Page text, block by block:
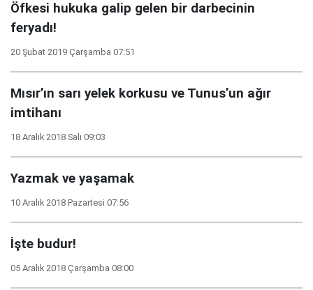
Öfkesi hukuka galip gelen bir darbecinin
feryadı!
20 Şubat 2019 Çarşamba 07:51
Mısır’ın sarı yelek korkusu ve Tunus’un ağır
imtihanı
18 Aralık 2018 Salı 09:03
Yazmak ve yaşamak
10 Aralık 2018 Pazartesi 07:56
İşte budur!
05 Aralık 2018 Çarşamba 08:00